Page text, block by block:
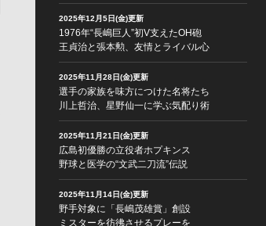
2025年12月5日(金)更新
1976年“長嶋巨人”初V支えたOH砲
王貞治と張本勲、友情とライバル心
2025年11月28日(金)更新
選手の家族を味方につけた名将たち
川上哲治、星野仙一に学ぶ気配り術
2025年11月21日(金)更新
広島初優勝の立役者ホプキンス
野球と医学の“文武二刀流”伝説
2025年11月14日(金)更新
野手対象に「長嶋茂雄賞」創設
ミスターを彷彿させるプレーを